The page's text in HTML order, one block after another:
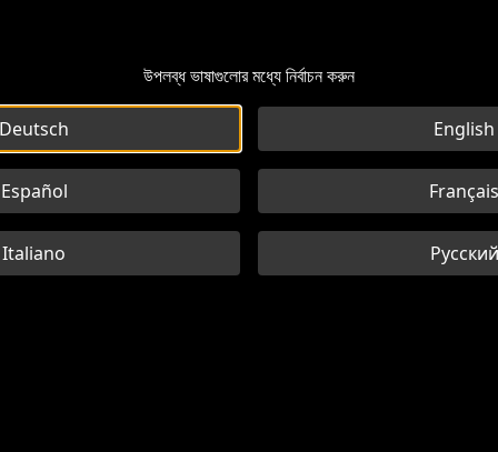
উপলব্ধ ভাষাগুলোর মধ্যে নির্বাচন করুন
Deutsch English
Español Français
Italiano Русский